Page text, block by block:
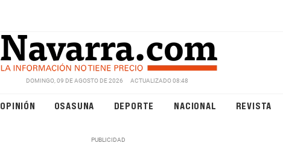
DOMINGO, 09 DE AGOSTO DE 2026 ACTUALIZADO 08:48
OPINIÓN OSASUNA DEPORTE NACIONAL REVISTA